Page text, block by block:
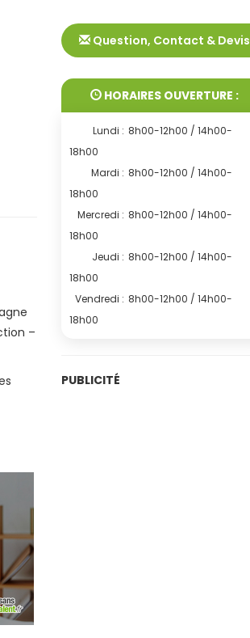
–
Question, Contact & Devis
HORAIRES OUVERTURE :
Lundi : 8h00-12h00 / 14h00-
18h00
Mardi : 8h00-12h00 / 14h00-
18h00
Mercredi : 8h00-12h00 / 14h00-
18h00
Jeudi : 8h00-12h00 / 14h00-
18h00
Vendredi : 8h00-12h00 / 14h00-
18h00
PUBLICITÉ